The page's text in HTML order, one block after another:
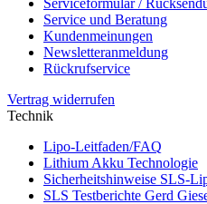
Service und Beratung
Kundenmeinungen
Newsletteranmeldung
Rückrufservice
Vertrag widerrufen
Technik
Lipo-Leitfaden/FAQ
Lithium Akku Technologie
Sicherheitshinweise SLS-
SLS Testberichte Gerd